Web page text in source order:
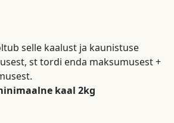
selle kaalust ja kaunistuse
st tordi enda maksumusest +
kaal 2kg